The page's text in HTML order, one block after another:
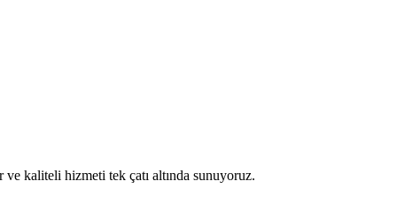
kaliteli hizmeti tek çatı altında sunuyoruz.